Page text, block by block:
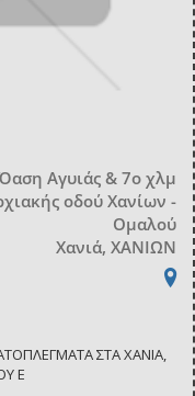
Αγυιάς & 7ο χλμ
οδού Χανίων -
Ομαλού
Χανιά, ΧΑΝΙΩΝ
ΣΤΑ ΧΑΝΙΑ,
Ε